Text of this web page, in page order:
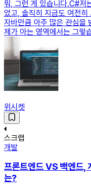
뭐, 그런 게 있습니다.C#저
었고, 솔직히 지금도 여전히
자바만큼 아주 많은 관심을
제가 아는 영역에서는 그
위시켓
스크랩
개발
프론트엔드 VS 백엔드,
는?